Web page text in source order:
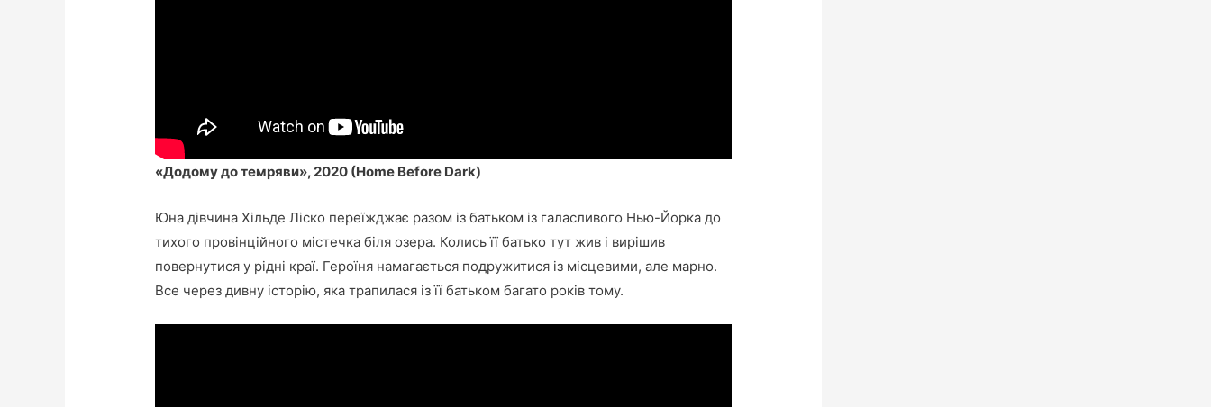
«Додому до темряви», 2020 (Home Before Dark)
Юна дівчина Хільде Ліско переїжджає разом із батьком із галасливого Нью-Йорка до
тихого провінційного містечка біля озера. Колись її батько тут жив і вирішив
повернутися у рідні краї. Героїня намагається подружитися із місцевими, але марно.
Все через дивну історію, яка трапилася із її батьком багато років тому.